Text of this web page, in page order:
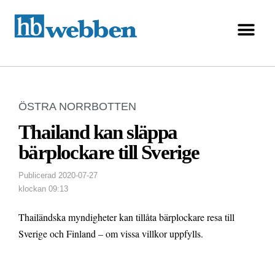
ÖSTRA NORRBOTTEN
Thailand kan släppa
bärplockare till Sverige
Publicerad 2020-07-27
klockan 09:13
Thailändska myndigheter kan tillåta bärplockare resa till
Sverige och Finland – om vissa villkor uppfylls.